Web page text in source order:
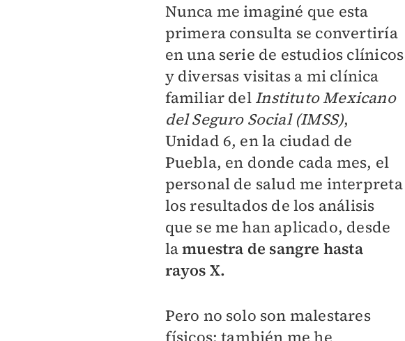
Nunca me imaginé que esta
primera consulta se convertiría
en una serie de estudios clínicos
y diversas visitas a mi clínica
familiar del Instituto Mexicano
del Seguro Social (IMSS),
Unidad 6, en la ciudad de
Puebla, en donde cada mes, el
personal de salud me interpreta
los resultados de los análisis
que se me han aplicado, desde
lamuestra de sangre hasta
rayos X.
Pero no solo son malestares